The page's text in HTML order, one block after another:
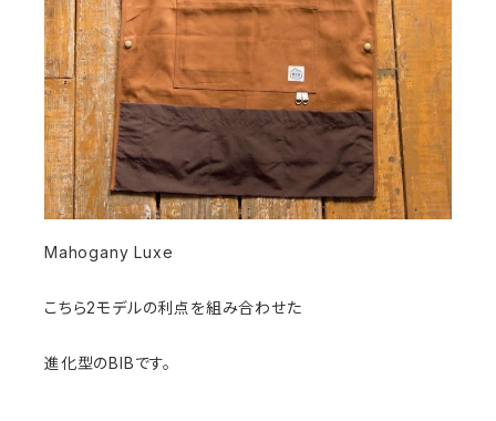
Mahogany Luxe
こちら2モデルの利点を組み合わせた
進化型のBIBです。